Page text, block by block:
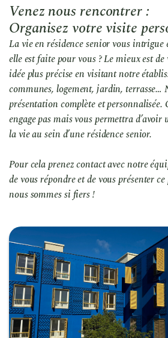
Venez nous rencontrer :
Organisez votre visite
La vie en résidence senior vous intrigue
elle est faite pour vous ? Le mieux est
idée plus précise en visitant notre
communes, logement, jardin, terrasse…
présentation complète et personnalisée.
engage pas mais vous permettra d’avoir
la vie au sein d’une résidence senior.
Pour cela prenez contact avec notre
de vous répondre et de vous présenter
nous sommes si fiers !